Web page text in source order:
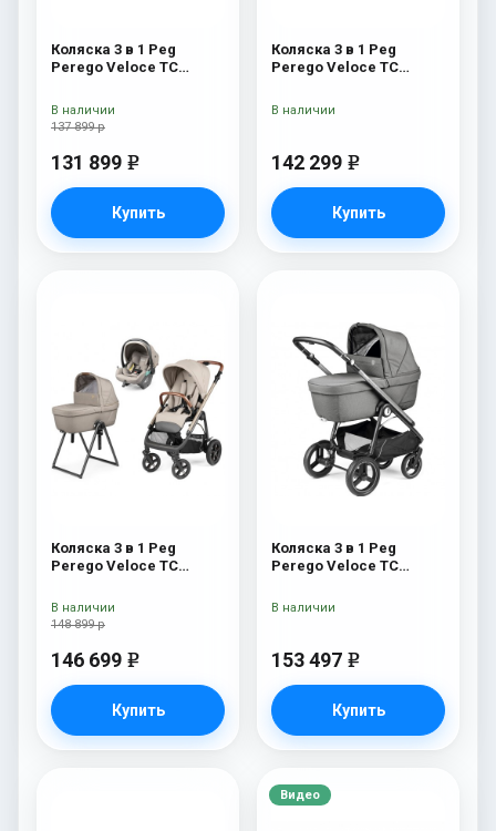
Коляска 3 в 1 Peg
Perego Veloce TC
Amour
137 899 р
131 899 e
Купить
В наличии
Коляска 3 в 1 Peg
Perego Veloce TC
142 299 e
Купить
В наличии
Коляска 3 в 1 Peg
Perego Veloce TC
New
148 899 р
146 699 e
Купить
В наличии
Коляска 3 в 1 Peg
Perego Veloce TC
Mercury
153 497 e
Купить
В наличии
Видео